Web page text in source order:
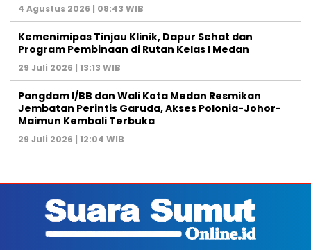
4 Agustus 2026 | 08:43 WIB
Kemenimipas Tinjau Klinik, Dapur Sehat dan
Program Pembinaan di Rutan Kelas I Medan
29 Juli 2026 | 13:13 WIB
Pangdam I/BB dan Wali Kota Medan Resmikan
Jembatan Perintis Garuda, Akses Polonia-Johor-
Maimun Kembali Terbuka
29 Juli 2026 | 12:04 WIB